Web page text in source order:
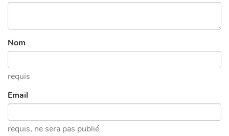
Nom
requis
Email
requis, ne sera pas publié